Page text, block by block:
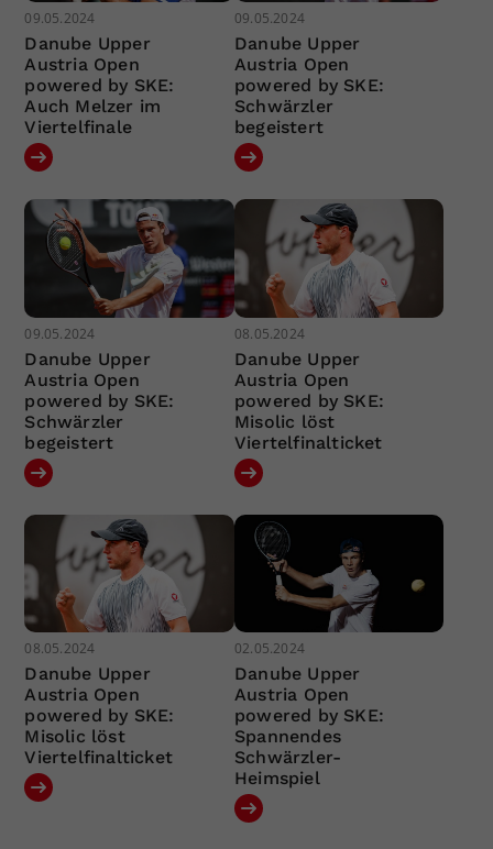
09.05.2024
Danube Upper
Austria Open
powered by SKE:
Auch Melzer im
Viertelfinale
09.05.2024
Danube Upper
Austria Open
powered by SKE:
Schwärzler
begeistert
09.05.2024
Danube Upper
Austria Open
powered by SKE:
Schwärzler
begeistert
08.05.2024
Danube Upper
Austria Open
powered by SKE:
Misolic löst
Viertelfinalticket
08.05.2024
Danube Upper
Austria Open
powered by SKE:
Misolic löst
Viertelfinalticket
02.05.2024
Danube Upper
Austria Open
powered by SKE:
Spannendes
Schwärzler-
Heimspiel